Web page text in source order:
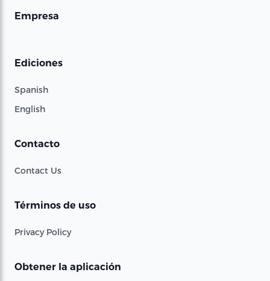
Empresa
Ediciones
Spanish
English
Contacto
Contact Us
Términos de uso
Privacy Policy
Obtener la aplicación